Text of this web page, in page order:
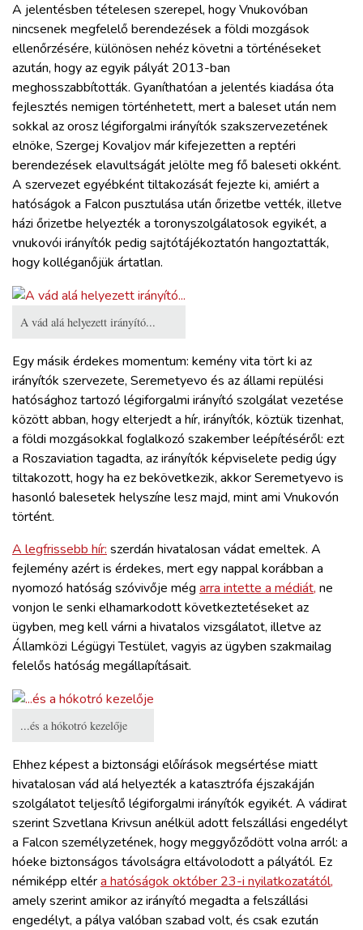
A jelentésben tételesen szerepel, hogy Vnukovóban
nincsenek megfelelő berendezések a földi mozgások
ellenőrzésére, különösen nehéz követni a történéseket
azután, hogy az egyik pályát 2013-ban
meghosszabbították. Gyaníthatóan a jelentés kiadása óta
fejlesztés nemigen történhetett, mert a baleset után nem
sokkal az orosz légiforgalmi irányítók szakszervezetének
elnöke, Szergej Kovaljov már kifejezetten a reptéri
berendezések elavultságát jelölte meg fő baleseti okként.
A szervezet egyébként tiltakozását fejezte ki, amiért a
hatóságok a Falcon pusztulása után őrizetbe vették, illetve
házi őrizetbe helyezték a toronyszolgálatosok egyikét, a
vnukovói irányítók pedig sajtótájékoztatón hangoztatták,
hogy kolléganőjük ártatlan.
A vád alá helyezett irányító...
Egy másik érdekes momentum: kemény vita tört ki az
irányítók szervezete, Seremetyevo és az állami repülési
hatósághoz tartozó légiforgalmi irányító szolgálat vezetése
között abban, hogy elterjedt a hír, irányítók, köztük tizenhat,
a földi mozgásokkal foglalkozó szakember leépítéséről: ezt
a Roszaviation tagadta, az irányítók képviselete pedig úgy
tiltakozott, hogy ha ez bekövetkezik, akkor Seremetyevo is
hasonló balesetek helyszíne lesz majd, mint ami Vnukovón
történt.
A legfrissebb hír: szerdán hivatalosan vádat emeltek. A
fejlemény azért is érdekes, mert egy nappal korábban a
nyomozó hatóság szóvivője még arra intette a médiát, ne
vonjon le senki elhamarkodott következtetéseket az
ügyben, meg kell várni a hivatalos vizsgálatot, illetve az
Államközi Légügyi Testület, vagyis az ügyben szakmailag
felelős hatóság megállapításait.
...és a hókotró kezelője
Ehhez képest a biztonsági előírások megsértése miatt
hivatalosan vád alá helyezték a katasztrófa éjszakáján
szolgálatot teljesítő légiforgalmi irányítók egyikét. A vádirat
szerint Szvetlana Krivsun anélkül adott felszállási engedélyt
a Falcon személyzetének, hogy meggyőződött volna arról: a
hóeke biztonságos távolságra eltávolodott a pályától. Ez
némiképp eltéra hatóságok október 23-i nyilatkozatától,
amely szerint amikor az irányító megadta a felszállási
engedélyt, a pálya valóban szabad volt, és csak ezután